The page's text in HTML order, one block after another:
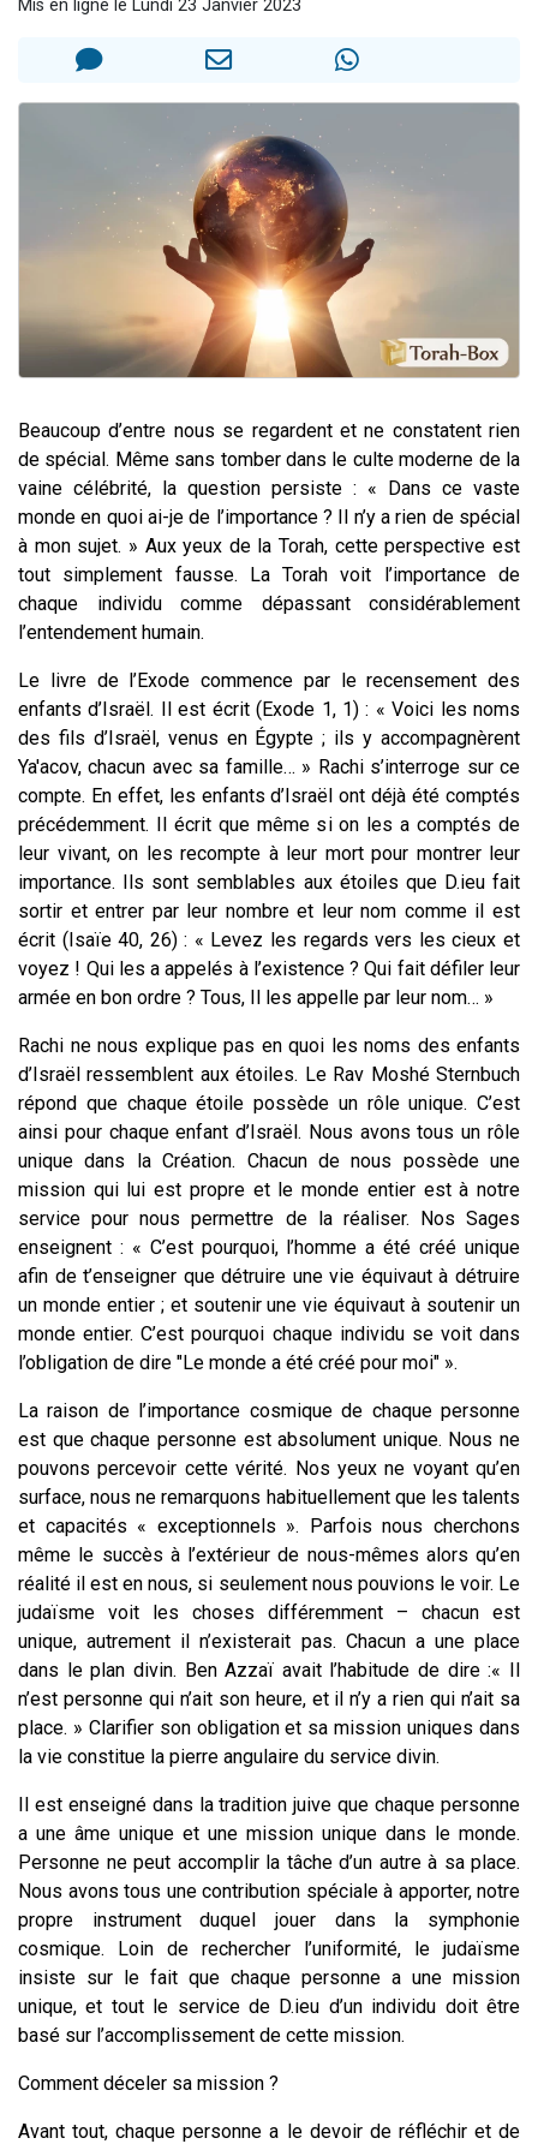
2 personnes viennent de faire un don pour Reloger Rivka, 6 enfants, victime de violences...
Il reste 49 places pour étudier en groupe sur Zoom
3 personnes viennent de faire un don pour Diane, 80 ans, dans un appartement insalubre
Mis en ligne le Lundi 23 Janvier 2023
Beaucoup d’entre nous se regardent et ne constatent rien
de spécial. Même sans tomber dans le culte moderne de la
vaine célébrité, la question persiste : « Dans ce vaste
monde en quoi ai-je de l’importance ? Il n’y a rien de spécial
à mon sujet. » Aux yeux de la Torah, cette perspective est
tout simplement fausse. La Torah voit l’importance de
chaque individu comme dépassant considérablement
l’entendement humain.
Le livre de l’Exode commence par le recensement des
enfants d’Israël. Il est écrit (Exode 1, 1) : « Voici les noms
des fils d’Israël, venus en Égypte ; ils y accompagnèrent
Ya'acov, chacun avec sa famille… » Rachi s’interroge sur ce
compte. En effet, les enfants d’Israël ont déjà été comptés
précédemment. Il écrit que même si on les a comptés de
leur vivant, on les recompte à leur mort pour montrer leur
importance. Ils sont semblables aux étoiles que D.ieu fait
sortir et entrer par leur nombre et leur nom comme il est
écrit (Isaïe 40, 26) : « Levez les regards vers les cieux et
voyez ! Qui les a appelés à l’existence ? Qui fait défiler leur
armée en bon ordre ? Tous, Il les appelle par leur nom… »
Rachi ne nous explique pas en quoi les noms des enfants
d’Israël ressemblent aux étoiles. Le Rav Moshé Sternbuch
répond que chaque étoile possède un rôle unique. C’est
ainsi pour chaque enfant d’Israël. Nous avons tous un rôle
unique dans la Création. Chacun de nous possède une
mission qui lui est propre et le monde entier est à notre
service pour nous permettre de la réaliser. Nos Sages
enseignent : « C’est pourquoi, l’homme a été créé unique
afin de t’enseigner que détruire une vie équivaut à détruire
un monde entier ; et soutenir une vie équivaut à soutenir un
monde entier. C’est pourquoi chaque individu se voit dans
l’obligation de dire "Le monde a été créé pour moi" ».
La raison de l’importance cosmique de chaque personne
est que chaque personne est absolument unique. Nous ne
pouvons percevoir cette vérité. Nos yeux ne voyant qu’en
surface, nous ne remarquons habituellement que les talents
et capacités « exceptionnels ». Parfois nous cherchons
même le succès à l’extérieur de nous-mêmes alors qu’en
réalité il est en nous, si seulement nous pouvions le voir. Le
judaïsme voit les choses différemment – chacun est
unique, autrement il n’existerait pas. Chacun a une place
dans le plan divin. Ben Azzaï avait l’habitude de dire :« Il
n’est personne qui n’ait son heure, et il n’y a rien qui n’ait sa
place. » Clarifier son obligation et sa mission uniques dans
la vie constitue la pierre angulaire du service divin.
Il est enseigné dans la tradition juive que chaque personne
a une âme unique et une mission unique dans le monde.
Personne ne peut accomplir la tâche d’un autre à sa place.
Nous avons tous une contribution spéciale à apporter, notre
propre instrument duquel jouer dans la symphonie
cosmique. Loin de rechercher l’uniformité, le judaïsme
insiste sur le fait que chaque personne a une mission
unique, et tout le service de D.ieu d’un individu doit être
basé sur l’accomplissement de cette mission.
Comment déceler sa mission ?
Avant tout, chaque personne a le devoir de réfléchir et de